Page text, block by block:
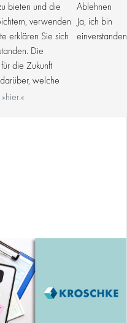
bieten und die
verwenden
erklären Sie sich
Die
die Zukunft
welche
hier.
Ablehnen
Ja, ich bin
einverstanden
IM KFZ/